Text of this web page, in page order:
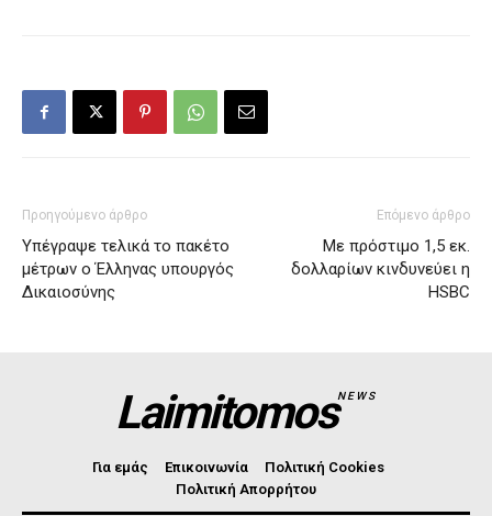
Προηγούμενο άρθρο
Υπέγραψε τελικά το πακέτο
μέτρων ο Έλληνας υπουργός
Δικαιοσύνης
Επόμενο άρθρο
Με πρόστιμο 1,5 εκ.
δολλαρίων κινδυνεύει η
HSBC
LaimitomosNEWS
Για εμάς Επικοινωνία
Πολιτική Cookies
Πολιτική Απορρήτου